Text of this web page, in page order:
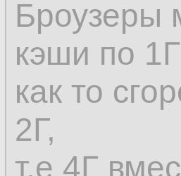
Броузеры
кэши по
как то
2Г,
т.е 4Г